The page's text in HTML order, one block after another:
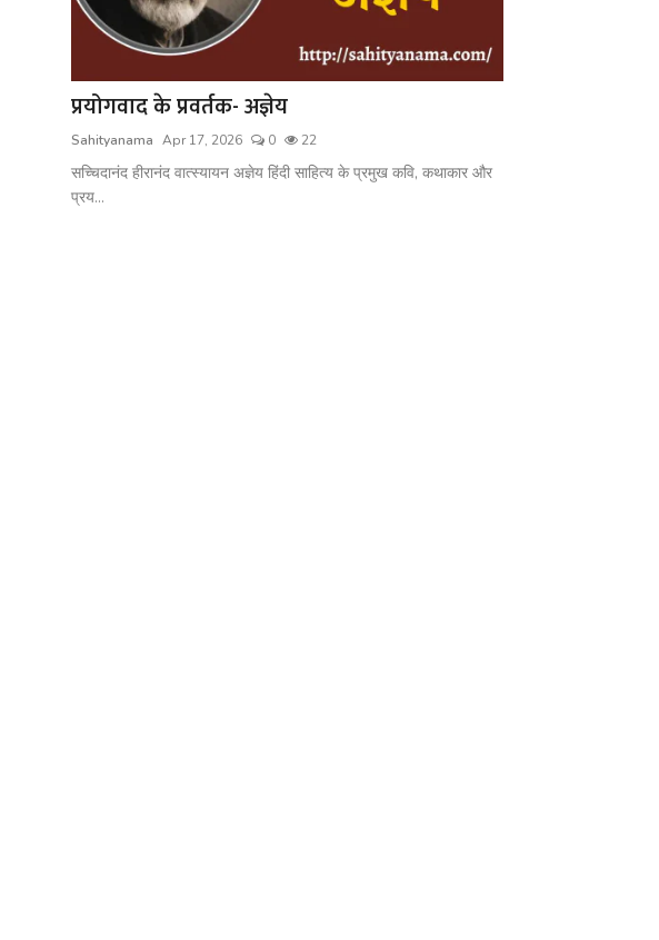
यात्रावृत्तांत
प्रयोगवाद के प्रवर्तक- अज्ञेय
Sahityanama Apr 17, 2026 0 22
सच्चिदानंद हीरानंद वात्स्यायन अज्ञेय हिंदी साहित्य के प्रमुख कवि, कथाकार और
प्रय...